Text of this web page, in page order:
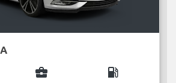
business_center local_gas_station